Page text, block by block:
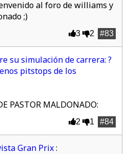
al foro de williams y
;)
#83
3 2
su simulación de carrera: ?
pitstops de los
:
#84
2 1
Gran Prix: